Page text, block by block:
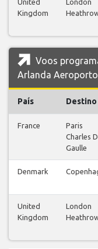
Kingdom
Voos
Arlanda
País Destino
France
Paris
Charles
Gaulle
Denmark
United
Kingdom
London